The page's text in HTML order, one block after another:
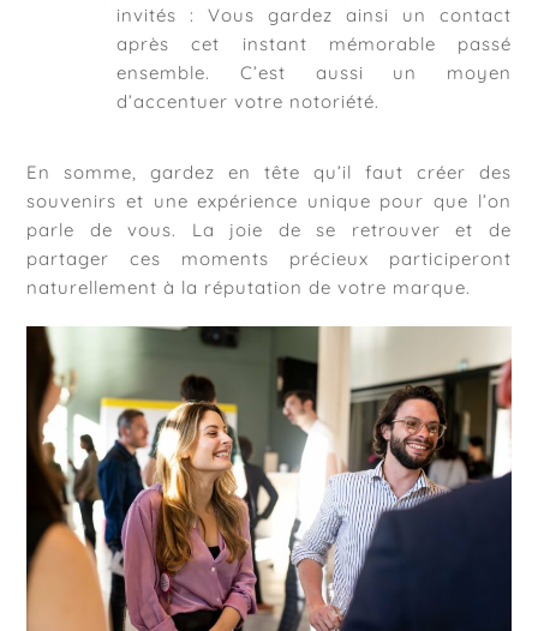
invités : Vous gardez ainsi un contact
après cet instant mémorable passé
ensemble. C’est aussi un moyen
d’accentuer votre notoriété.
En somme, gardez en tête qu’il faut créer des
souvenirs et une expérience unique pour que l’on
parle de vous. La joie de se retrouver et de
partager ces moments précieux participeront
naturellement à la réputation de votre marque.